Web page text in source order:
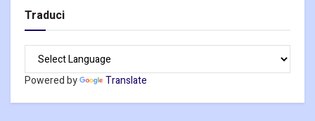
Traduci
Powered by Translate